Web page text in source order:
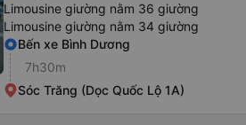
Limousine giường nằm 36 giường
Limousine giường nằm 34 giường
Bến xe Bình Dương
7h30m
Sóc Trăng (Dọc Quốc Lộ 1A)